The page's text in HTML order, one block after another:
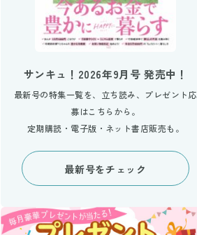
サンキュ！2026年9月号 発売中！
最新号の特集一覧を、立ち読み、プレゼント応
募はこちらから。
定期購読・電子版・ネット書店販売も。
最新号をチェック